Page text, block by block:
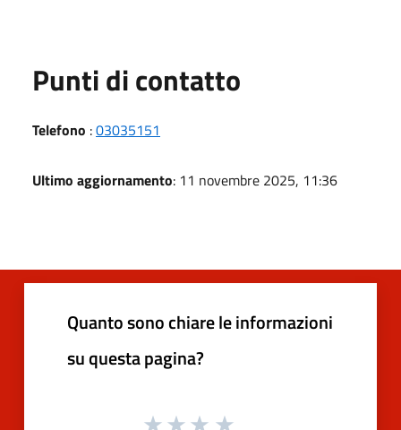
Punti di contatto
Telefono :03035151
Ultimo aggiornamento: 11 novembre 2025, 11:36
Quanto sono chiare le informazioni
su questa pagina?